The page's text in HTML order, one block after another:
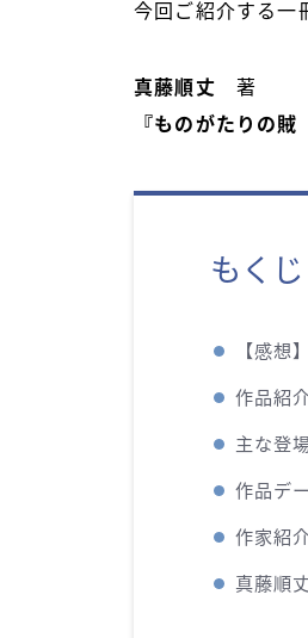
今回ご紹介する一
真藤順丈 著
『ものがたりの賊
もくじ
【感想
作品紹
主な登
作品デ
作家紹
真藤順